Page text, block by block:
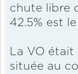
chute libre
42.5% est
La VO
située au